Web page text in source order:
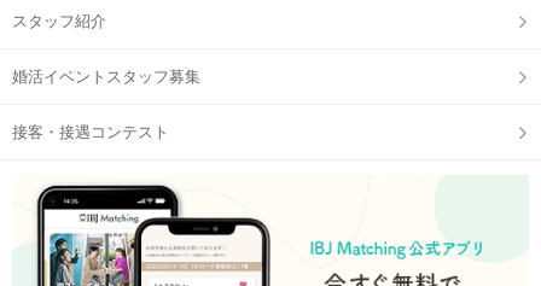
スタッフ紹介
婚活イベントスタッフ募集
接客・接遇コンテスト